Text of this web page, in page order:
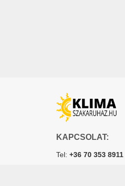
KAPCSOLAT:
Tel: +36 70 353 8911